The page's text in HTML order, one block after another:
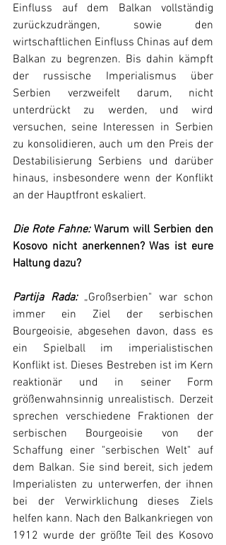
Einfluss auf dem Balkan vollständig
zurückzudrängen, sowie den
wirtschaftlichen Einfluss Chinas auf dem
Balkan zu begrenzen. Bis dahin kämpft
der russische Imperialismus über
Serbien verzweifelt darum, nicht
unterdrückt zu werden, und wird
versuchen, seine Interessen in Serbien
zu konsolidieren, auch um den Preis der
Destabilisierung Serbiens und darüber
hinaus, insbesondere wenn der Konflikt
an der Hauptfront eskaliert.
Die Rote Fahne: Warum will Serbien den
Kosovo nicht anerkennen? Was ist eure
Haltung dazu?
Partija Rada: „Großserbien" war schon
immer ein Ziel der serbischen
Bourgeoisie, abgesehen davon, dass es
ein Spielball im imperialistischen
Konflikt ist. Dieses Bestreben ist im Kern
reaktionär und in seiner Form
größenwahnsinnig unrealistisch. Derzeit
sprechen verschiedene Fraktionen der
serbischen Bourgeoisie von der
Schaffung einer "serbischen Welt" auf
dem Balkan. Sie sind bereit, sich jedem
Imperialisten zu unterwerfen, der ihnen
bei der Verwirklichung dieses Ziels
helfen kann. Nach den Balkankriegen von
1912 wurde der größte Teil des Kosovo